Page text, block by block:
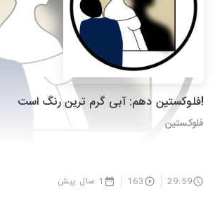
!فلوکستین دهم: آبی گرم ترین رنگ است
فلوکستین
29:59
163 1 سال پیش